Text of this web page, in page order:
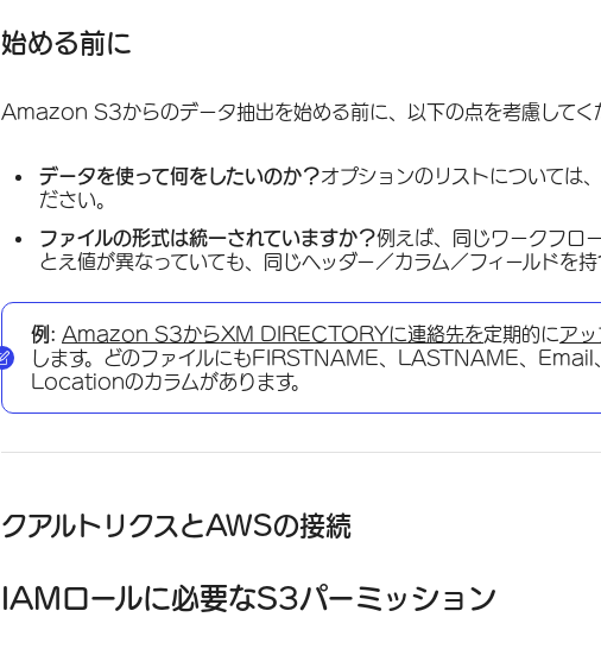
始める前に
Amazon S3からのデータ抽出を始める前に、以下の点を考慮してく
データを使って何をしたいのか？オプションのリストについては
ださい。
ファイルの形式は統一されていますか？例えば、同じワークフロ
とえ値が異なっていても、同じヘッダー／カラム／フィールドを持
例: Amazon S3からXM DIRECTORYに連絡先を定期的にア
します。どのファイルにもFIRSTNAME、LASTNAME、
Locationのカラムがあります。
クアルトリクスとAWSの接続
IAMロールに必要なS3パーミッション